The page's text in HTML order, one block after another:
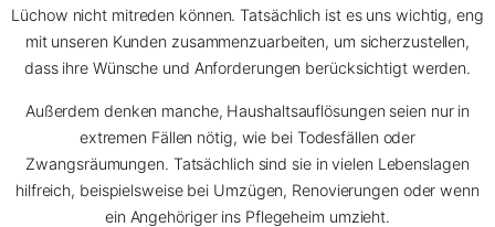
Lüchow nicht mitreden können. Tatsächlich ist es uns wichtig, eng
mit unseren Kunden zusammenzuarbeiten, um sicherzustellen,
dass ihre Wünsche und Anforderungen berücksichtigt werden.
Außerdem denken manche, Haushaltsauflösungen seien nur in
extremen Fällen nötig, wie bei Todesfällen oder
Zwangsräumungen. Tatsächlich sind sie in vielen Lebenslagen
hilfreich, beispielsweise bei Umzügen, Renovierungen oder wenn
ein Angehöriger ins Pflegeheim umzieht.